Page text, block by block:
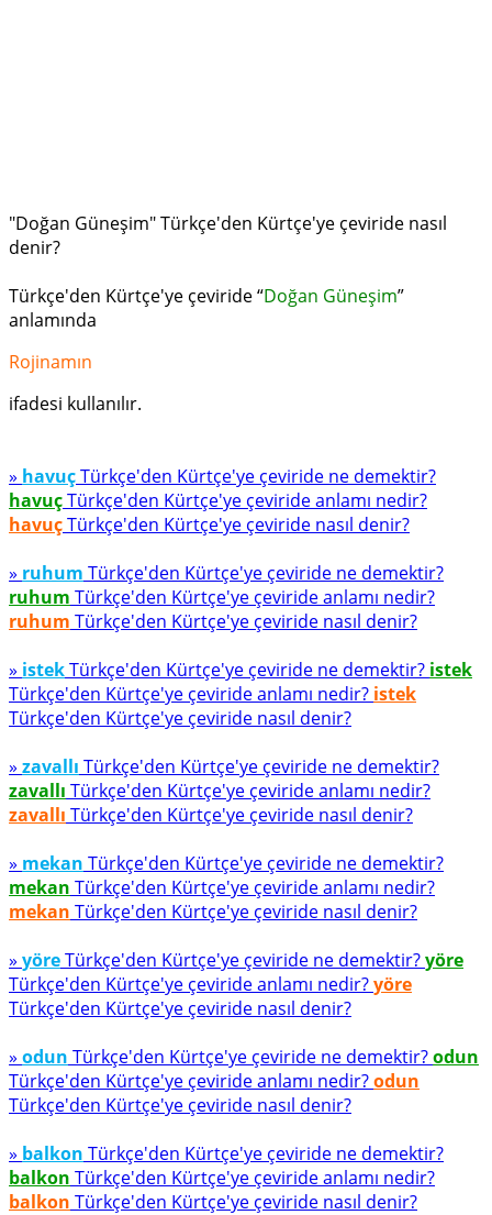
"Doğan Güneşim" Türkçe'den Kürtçe'ye çeviride nasıl
denir?
Türkçe'den Kürtçe'ye çeviride “Doğan Güneşim”
anlamında
Rojinamın
ifadesi kullanılır.
» havuçTürkçe'den Kürtçe'ye çeviride ne demektir?
havuçTürkçe'den Kürtçe'ye çeviride anlamı nedir?
havuçTürkçe'den Kürtçe'ye çeviride nasıl denir?
» ruhum Türkçe'den Kürtçe'ye çeviride ne demektir?
ruhum Türkçe'den Kürtçe'ye çeviride anlamı nedir?
ruhum Türkçe'den Kürtçe'ye çeviride nasıl denir?
» istekTürkçe'den Kürtçe'ye çeviride ne demektir? istek
Türkçe'den Kürtçe'ye çeviride anlamı nedir? istek
Türkçe'den Kürtçe'ye çeviride nasıl denir?
» zavallı Türkçe'den Kürtçe'ye çeviride ne demektir?
zavallı Türkçe'den Kürtçe'ye çeviride anlamı nedir?
zavallı Türkçe'den Kürtçe'ye çeviride nasıl denir?
» mekan Türkçe'den Kürtçe'ye çeviride ne demektir?
mekan Türkçe'den Kürtçe'ye çeviride anlamı nedir?
mekan Türkçe'den Kürtçe'ye çeviride nasıl denir?
» yöreTürkçe'den Kürtçe'ye çeviride ne demektir?yöre
Türkçe'den Kürtçe'ye çeviride anlamı nedir?yöre
Türkçe'den Kürtçe'ye çeviride nasıl denir?
» odun Türkçe'den Kürtçe'ye çeviride ne demektir?odun
Türkçe'den Kürtçe'ye çeviride anlamı nedir?odun
Türkçe'den Kürtçe'ye çeviride nasıl denir?
» balkon Türkçe'den Kürtçe'ye çeviride ne demektir?
balkon Türkçe'den Kürtçe'ye çeviride anlamı nedir?
balkon Türkçe'den Kürtçe'ye çeviride nasıl denir?